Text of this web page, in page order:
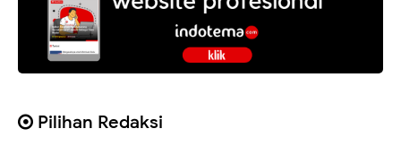
Pilihan Redaksi